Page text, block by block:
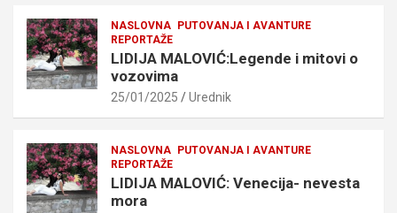
NASLOVNA
PUTOVANJA I AVANTURE
REPORTAŽE
LIDIJA MALOVIĆ:Legende i mitovi o
vozovima
25/01/2025 Urednik
NASLOVNA
PUTOVANJA I AVANTURE
REPORTAŽE
LIDIJA MALOVIĆ: Venecija- nevesta
mora